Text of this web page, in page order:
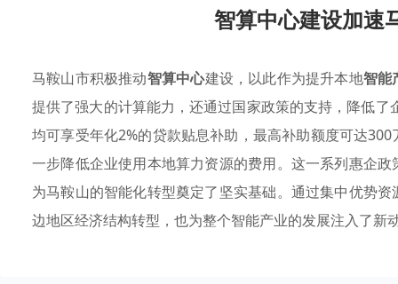
智算中心建设加速
马鞍山市积极推动智算中心建设，以此作为提升本地智能
提供了强大的计算能力，还通过国家政策的支持，降低
均可享受年化2%的贷款贴息补助，最高补助额度可达
一步降低企业使用本地算力资源的费用。这一系列惠企
为马鞍山的智能化转型奠定了坚实基础。通过集中优势
边地区经济结构转型，也为整个智能产业的发展注入了新